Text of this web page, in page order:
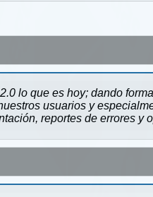
lo que es hoy; dando
usuarios y
reportes de errores y